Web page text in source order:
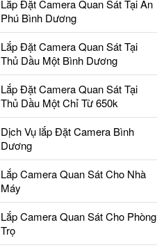
Lắp Đặt Camera Quan Sát Tại An
Phú Bình Dương
Lắp Đặt Camera Quan Sát Tại
Thủ Dầu Một Bình Dương
Lắp Đặt Camera Quan Sát Tại
Thủ Dầu Một Chỉ Từ 650k
Dịch Vụ lắp Đặt Camera Bình
Dương
Lắp Camera Quan Sát Cho Nhà
Máy
Lắp Camera Quan Sát Cho Phòng
Trọ